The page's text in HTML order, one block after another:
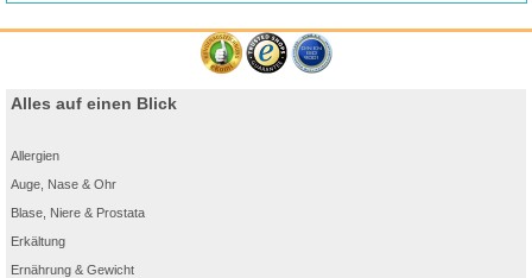
Alles auf einen Blick
Allergien
Auge, Nase & Ohr
Blase, Niere & Prostata
Erkältung
Ernährung & Gewicht